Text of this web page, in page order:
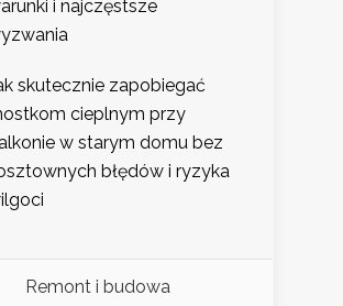
i najczęstsze
skutecznie zapobiegać
cieplnym przy
w starym domu bez
błędów i ryzyka
Remont i budowa